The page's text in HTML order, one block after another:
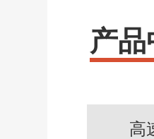
产
高